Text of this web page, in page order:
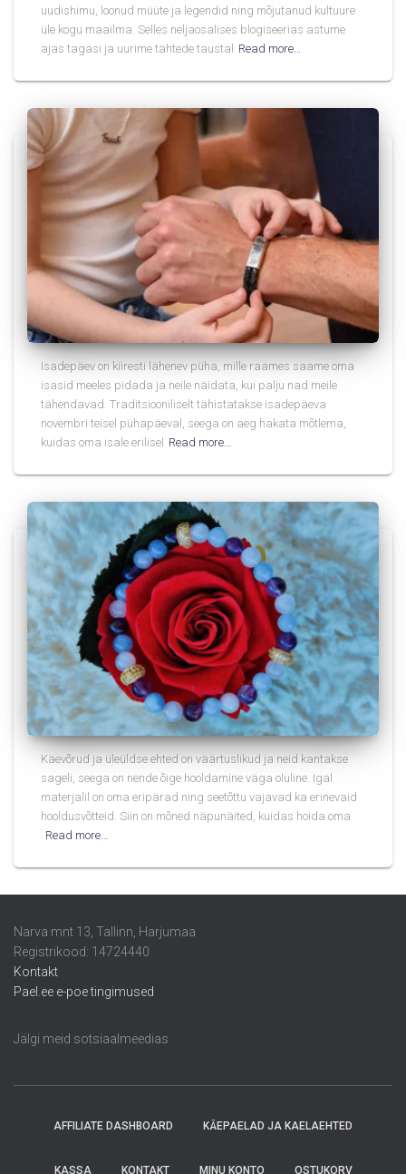
uudishimu, loonud müüte ja legendid ning mõjutanud kultuure
üle kogu maailma. Selles neljaosalises blogiseerias astume
ajas tagasi ja uurime tähtede taustal
Read more…
Isadepäev on kiiresti lähenev püha, mille raames saame oma
isasid meeles pidada ja neile näidata, kui palju nad meile
tähendavad. Traditsiooniliselt tähistatakse isadepäeva
novembri teisel pühapäeval, seega on aeg hakata mõtlema,
kuidas oma isale erilisel Read more…
Käevõrud ja üleüldse ehted on väärtuslikud ja neid kantakse
sageli, seega on nende õige hooldamine väga oluline. Igal
materjalil on oma eripärad ning seetõttu vajavad ka erinevaid
hooldusvõtteid. Siin on mõned näpunäited, kuidas hoida oma
Read more…
Narva mnt 13, Tallinn, Harjumaa
Registrikood: 14724440
Kontakt
Pael.ee e-poe tingimused
Jälgi meid sotsiaalmeedias
AFFILIATE DASHBOARD KÄEPAELAD JA KAELAEHTED
KASSA KONTAKT MINU KONTO OSTUKORV